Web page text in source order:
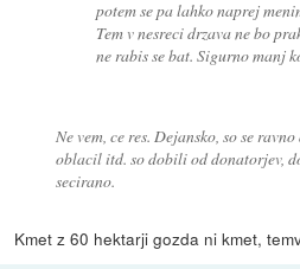
potem se pa lahko naprej
Tem v nesreci drzava ne bo
ne rabis se bat. Sigurno manj
Ne vem, ce res. Dejansko, so se
oblacil itd. so dobili od donatorjev,
secirano.
Kmet z 60 hektarji gozda ni kmet,